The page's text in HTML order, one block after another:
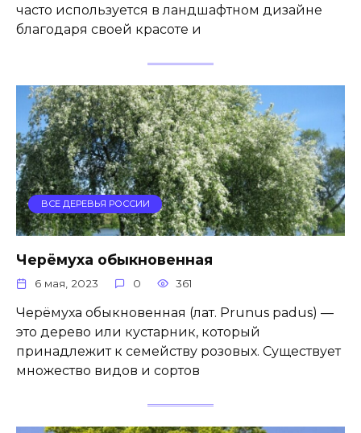
часто используется в ландшафтном дизайне
благодаря своей красоте и
ВСЕ ДЕРЕВЬЯ РОССИИ
Черёмуха обыкновенная
6 мая, 2023 0 361
Черёмуха обыкновенная (лат. Prunus padus) —
это дерево или кустарник, который
принадлежит к семейству розовых. Существует
множество видов и сортов